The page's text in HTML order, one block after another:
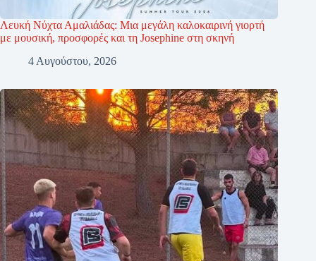
Λευκή Νύχτα Αμαλιάδας: Μια μεγάλη καλοκαιρινή γιορτή
με μουσική, προσφορές και τη Josephine στη σκηνή
4 Αυγούστου, 2026